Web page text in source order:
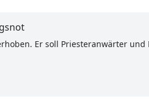
Er soll Priesteranwärter